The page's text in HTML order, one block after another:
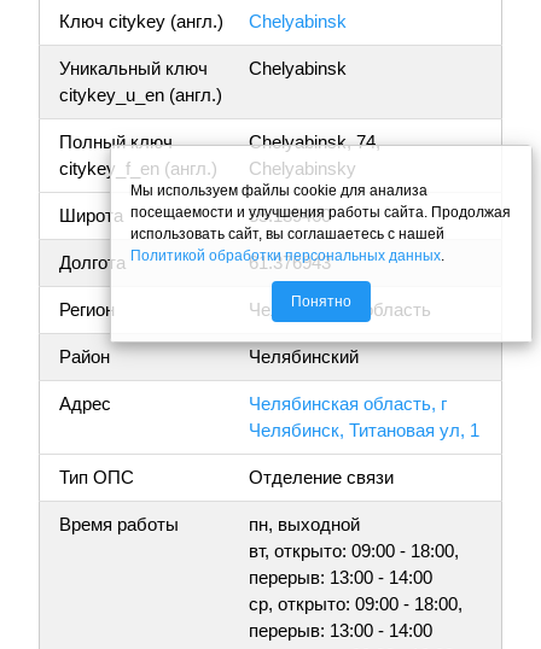
Ключ citykey (англ.) Chelyabinsk
Уникальный ключ
citykey_u_en (англ.)
Chelyabinsk
Полный ключ
citykey_f_en (англ.)
Chelyabinsk, 74,
Chelyabinsky
Широта 55.189460
Долгота 61.376943
Регион Челябинская область
Район Челябинский
Адрес
Челябинская область, г
Челябинск, Титановая ул, 1
Тип ОПС Отделение связи
Время работы
пн, выходной
вт, открыто: 09:00 - 18:00,
перерыв: 13:00 - 14:00
ср, открыто: 09:00 - 18:00,
перерыв: 13:00 - 14:00
Мы используем файлы cookie для анализа
посещаемости и улучшения работы сайта. Продолжая
использовать сайт, вы соглашаетесь с нашей
Политикой обработки персональных данных.
Понятно